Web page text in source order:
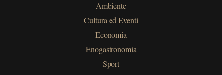
Ambiente
Cultura ed Eventi
Economia
Enogastronomia
Sport